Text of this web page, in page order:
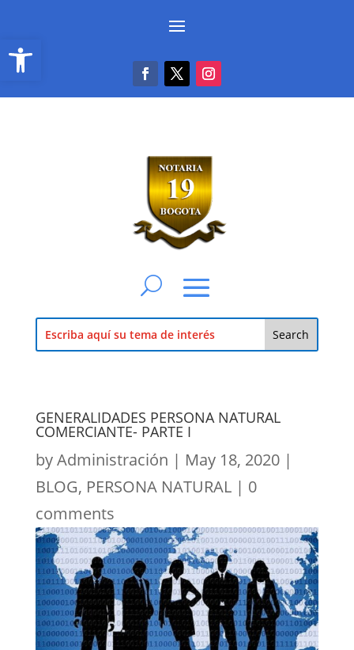
Abrir barra de herramientas
GENERALIDADES PERSONA NATURAL
COMERCIANTE- PARTE I
byAdministración | May 18, 2020|
BLOG, PERSONA NATURAL| 0
comments